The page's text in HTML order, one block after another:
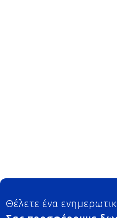
Footer
Θέλετε ένα